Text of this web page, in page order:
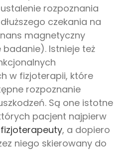
rozpoznania
czekania na
magnetyczny
badanie). Istnieje też
w fizjoterapii, które
rozpoznanie
Są one istotne
pacjent najpierw
, a dopiero
niego skierowany do